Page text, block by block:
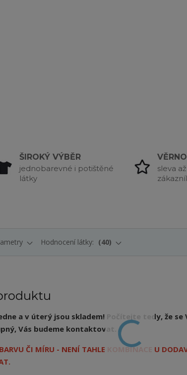
ŠIROKÝ VÝBĚR
jednobarevné i potištěné
látky
sleva
Hodnocení látky: 40
a v úterý jsou skladem! Počítejte tedy, že se
Vás budeme kontaktovat.
ČI MÍRU - NENÍ TAHLE KOMBINACE U